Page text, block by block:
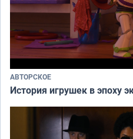
АВТОРСКОЕ
История игрушек в эпоху